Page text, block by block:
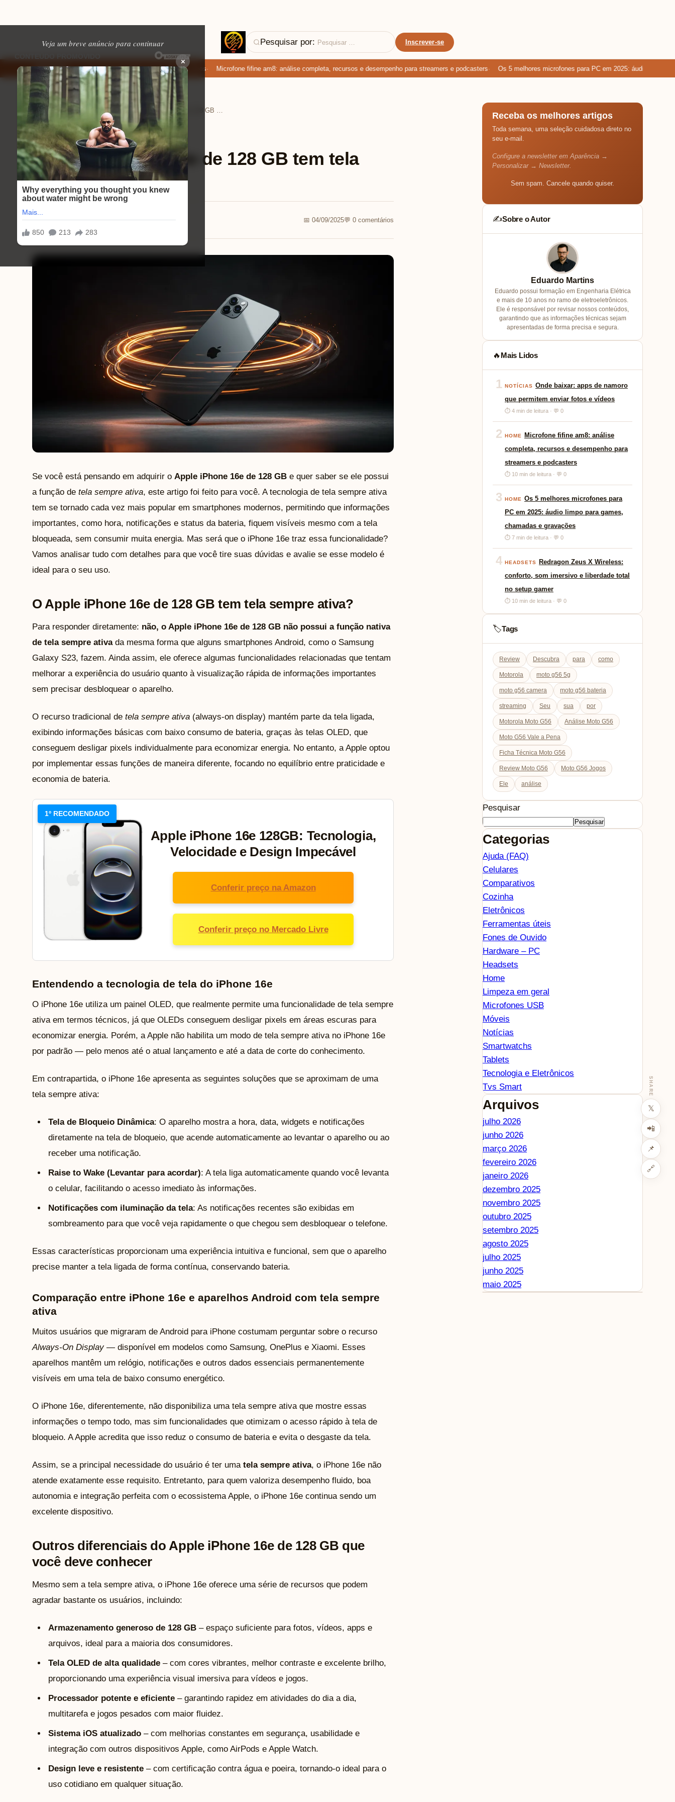
Veja um breve anúncio para continuar
×
SHARE
𝕏
📲
📌
🔗
Pesquisar por: Inscrever-se
EM ALTA
Onde baixar: apps de namoro que permitem enviar fotos e vídeos Microfone fifine am8: análise completa, recursos e desempenho para streamers e podcasters Os 5 melhores microfones para PC em 2025: áudio limpo para
Home Ajuda (FAQ)
Ajuda (FAQ) ⏱ 6 min de leitura
O Apple iPhone 16e de 128 GB tem tela
sempre ativa?
📅 04/09/2025💬 0 comentários
Se você está pensando em adquirir o Apple iPhone 16e de 128 GB e quer saber se ele possui
a função de tela sempre ativa, este artigo foi feito para você. A tecnologia de tela sempre ativa
tem se tornado cada vez mais popular em smartphones modernos, permitindo que informações
importantes, como hora, notificações e status da bateria, fiquem visíveis mesmo com a tela
bloqueada, sem consumir muita energia. Mas será que o iPhone 16e traz essa funcionalidade?
Vamos analisar tudo com detalhes para que você tire suas dúvidas e avalie se esse modelo é
ideal para o seu uso.
O Apple iPhone 16e de 128 GB tem tela sempre ativa?
Para responder diretamente: não, o Apple iPhone 16e de 128 GB não possui a função nativa
de tela sempre ativada mesma forma que alguns smartphones Android, como o Samsung
Galaxy S23, fazem. Ainda assim, ele oferece algumas funcionalidades relacionadas que tentam
melhorar a experiência do usuário quanto à visualização rápida de informações importantes
sem precisar desbloquear o aparelho.
O recurso tradicional de tela sempre ativa (always-on display) mantém parte da tela ligada,
exibindo informações básicas com baixo consumo de bateria, graças às telas OLED, que
conseguem desligar pixels individualmente para economizar energia. No entanto, a Apple optou
por implementar essas funções de maneira diferente, focando no equilíbrio entre praticidade e
economia de bateria.
1º RECOMENDADO
Apple iPhone 16e 128GB: Tecnologia,
Velocidade e Design Impecável
Conferir preço na Amazon
Conferir preço no Mercado Livre
Entendendo a tecnologia de tela do iPhone 16e
O iPhone 16e utiliza um painel OLED, que realmente permite uma funcionalidade de tela sempre
ativa em termos técnicos, já que OLEDs conseguem desligar pixels em áreas escuras para
economizar energia. Porém, a Apple não habilita um modo de tela sempre ativa no iPhone 16e
por padrão — pelo menos até o atual lançamento e até a data de corte do conhecimento.
Em contrapartida, o iPhone 16e apresenta as seguintes soluções que se aproximam de uma
tela sempre ativa:
Tela de Bloqueio Dinâmica: O aparelho mostra a hora, data, widgets e notificações
diretamente na tela de bloqueio, que acende automaticamente ao levantar o aparelho ou ao
receber uma notificação.
Raise to Wake (Levantar para acordar): A tela liga automaticamente quando você levanta
o celular, facilitando o acesso imediato às informações.
Notificações com iluminação da tela: As notificações recentes são exibidas em
sombreamento para que você veja rapidamente o que chegou sem desbloquear o telefone.
Essas características proporcionam uma experiência intuitiva e funcional, sem que o aparelho
precise manter a tela ligada de forma contínua, conservando bateria.
Comparação entre iPhone 16e e aparelhos Android com tela sempre
ativa
Muitos usuários que migraram de Android para iPhone costumam perguntar sobre o recurso
Always-On Display— disponível em modelos como Samsung, OnePlus e Xiaomi. Esses
aparelhos mantêm um relógio, notificações e outros dados essenciais permanentemente
visíveis em uma tela de baixo consumo energético.
O iPhone 16e, diferentemente, não disponibiliza uma tela sempre ativa que mostre essas
informações o tempo todo, mas sim funcionalidades que otimizam o acesso rápido à tela de
bloqueio. A Apple acredita que isso reduz o consumo de bateria e evita o desgaste da tela.
Assim, se a principal necessidade do usuário é ter uma tela sempre ativa, o iPhone 16e não
atende exatamente esse requisito. Entretanto, para quem valoriza desempenho fluido, boa
autonomia e integração perfeita com o ecossistema Apple, o iPhone 16e continua sendo um
excelente dispositivo.
Outros diferenciais do Apple iPhone 16e de 128 GB que
você deve conhecer
Mesmo sem a tela sempre ativa, o iPhone 16e oferece uma série de recursos que podem
agradar bastante os usuários, incluindo:
Armazenamento generoso de 128 GB – espaço suficiente para fotos, vídeos, apps e
arquivos, ideal para a maioria dos consumidores.
Tela OLED de alta qualidade – com cores vibrantes, melhor contraste e excelente brilho,
proporcionando uma experiência visual imersiva para vídeos e jogos.
Processador potente e eficiente – garantindo rapidez em atividades do dia a dia,
multitarefa e jogos pesados com maior fluidez.
Sistema iOS atualizado – com melhorias constantes em segurança, usabilidade e
integração com outros dispositivos Apple, como AirPods e Apple Watch.
Design leve e resistente – com certificação contra água e poeira, tornando-o ideal para o
uso cotidiano em qualquer situação.
Receba os melhores artigos
Toda semana, uma seleção cuidadosa direto no
seu e-mail.
Configure a newsletter em Aparência →
Personalizar → Newsletter.
Sem spam. Cancele quando quiser.
✍️Sobre o Autor
Eduardo Martins
Eduardo possui formação em Engenharia Elétrica
e mais de 10 anos no ramo de eletroeletrônicos.
Ele é responsável por revisar nossos conteúdos,
garantindo que as informações técnicas sejam
apresentadas de forma precisa e segura.
🔥 Mais Lidos
1 NOTÍCIAS Onde baixar: apps de namoro
que permitem enviar fotos e vídeos
⏱ 4 min de leitura · 💬 0
2 HOME
Microfone fifine am8: análise
completa, recursos e desempenho para
streamers e podcasters
⏱ 10 min de leitura · 💬 0
3 HOME
Os 5 melhores microfones para
PC em 2025: áudio limpo para games,
chamadas e gravações
⏱ 7 min de leitura · 💬 0
4 HEADSETS
Redragon Zeus X Wireless:
conforto, som imersivo e liberdade total
no setup gamer
⏱ 10 min de leitura · 💬 0
🏷️Tags
Review Descubra para como
Motorola moto g56 5g
moto g56 camera moto g56 bateria
streaming Seu sua por
Motorola Moto G56 Análise Moto G56
Moto G56 Vale a Pena
Ficha Técnica Moto G56
Review Moto G56 Moto G56 Jogos
Ele análise
Pesquisar
Pesquisar
Categorias
Ajuda (FAQ)
Celulares
Comparativos
Cozinha
Eletrônicos
Ferramentas úteis
Fones de Ouvido
Hardware – PC
Headsets
Home
Limpeza em geral
Microfones USB
Móveis
Notícias
Smartwatchs
Tablets
Tecnologia e Eletrônicos
Tvs Smart
Arquivos
julho 2026
junho 2026
março 2026
fevereiro 2026
janeiro 2026
dezembro 2025
novembro 2025
outubro 2025
setembro 2025
agosto 2025
julho 2025
junho 2025
maio 2025